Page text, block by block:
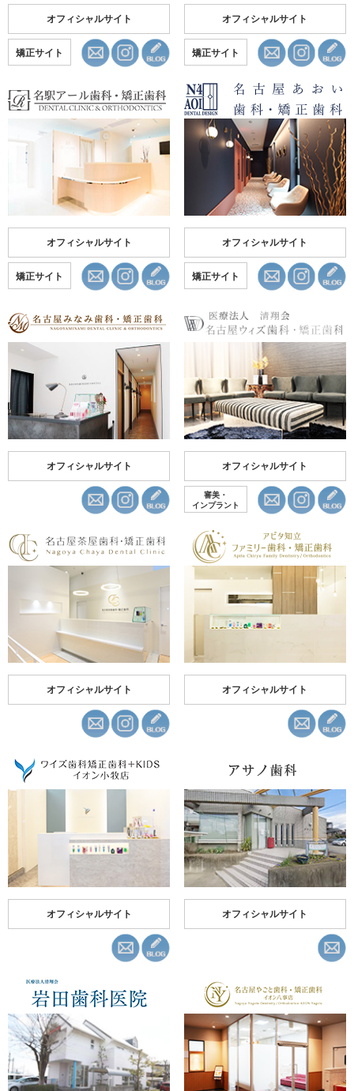
オフィシャルサイト
矯正サイト
オフィシャルサイト
矯正サイト
オフィシャルサイト
矯正サイト
オフィシャルサイト
矯正サイト
オフィシャルサイト オフィシャルサイト
審美・
インプラント
オフィシャルサイト オフィシャルサイト
オフィシャルサイト オフィシャルサイト